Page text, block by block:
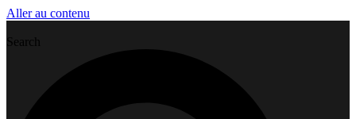
Aller au contenu
Search